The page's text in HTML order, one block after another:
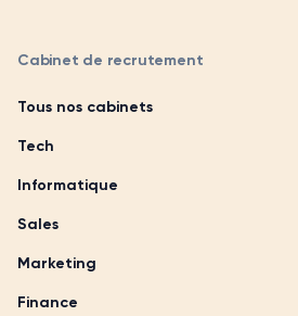
Cabinet de recrutement
Tous nos cabinets
Tech
Informatique
Sales
Marketing
Finance